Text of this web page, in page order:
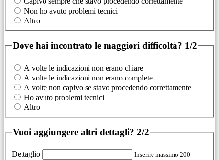
Non ho avuto problemi tecnici
Altro
Dove hai incontrato le maggiori difficoltà? 1/2
A volte le indicazioni non erano chiare
A volte le indicazioni non erano complete
A volte non capivo se stavo procedendo correttamente
Ho avuto problemi tecnici
Altro
Vuoi aggiungere altri dettagli? 2/2
Dettaglio
Inserire massimo 200